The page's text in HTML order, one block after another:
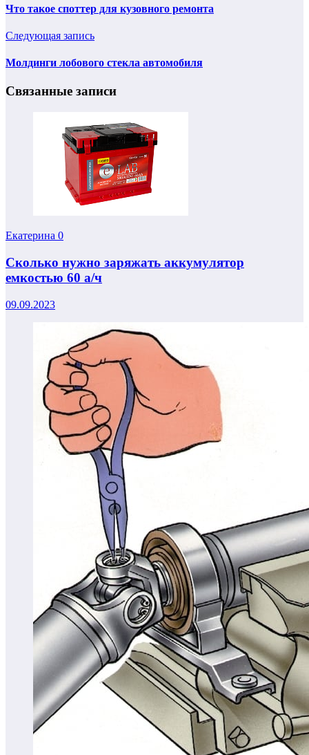
Что такое споттер для кузовного ремонта
Следующая запись
Молдинги лобового стекла автомобиля
Связанные записи
Екатерина 0
Сколько нужно заряжать аккумулятор
емкостью 60 а/ч
09.09.2023